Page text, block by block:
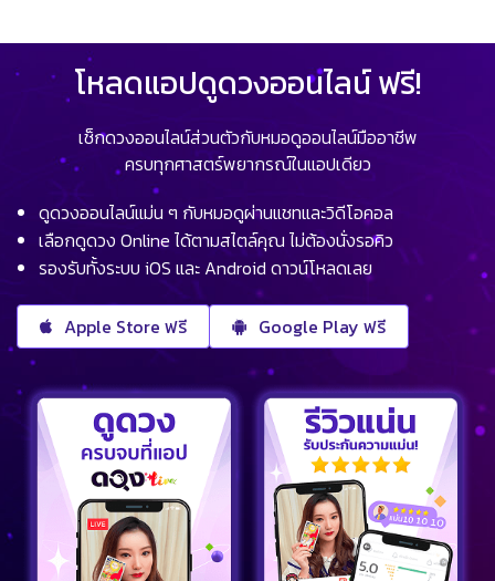
โหลดแอปดูดวงออนไลน์ ฟรี!
เช็กดวงออนไลน์ส่วนตัวกับหมอดูออนไลน์มืออาชีพ
ครบทุกศาสตร์พยากรณ์ในแอปเดียว
ดูดวงออนไลน์แม่น ๆ กับหมอดูผ่านแชทและวิดีโอคอล
เลือกดูดวง Online ได้ตามสไตล์คุณ ไม่ต้องนั่งรอคิว
รองรับทั้งระบบ iOS และ Android ดาวน์โหลดเลย
Apple Store ฟรี Google Play ฟรี